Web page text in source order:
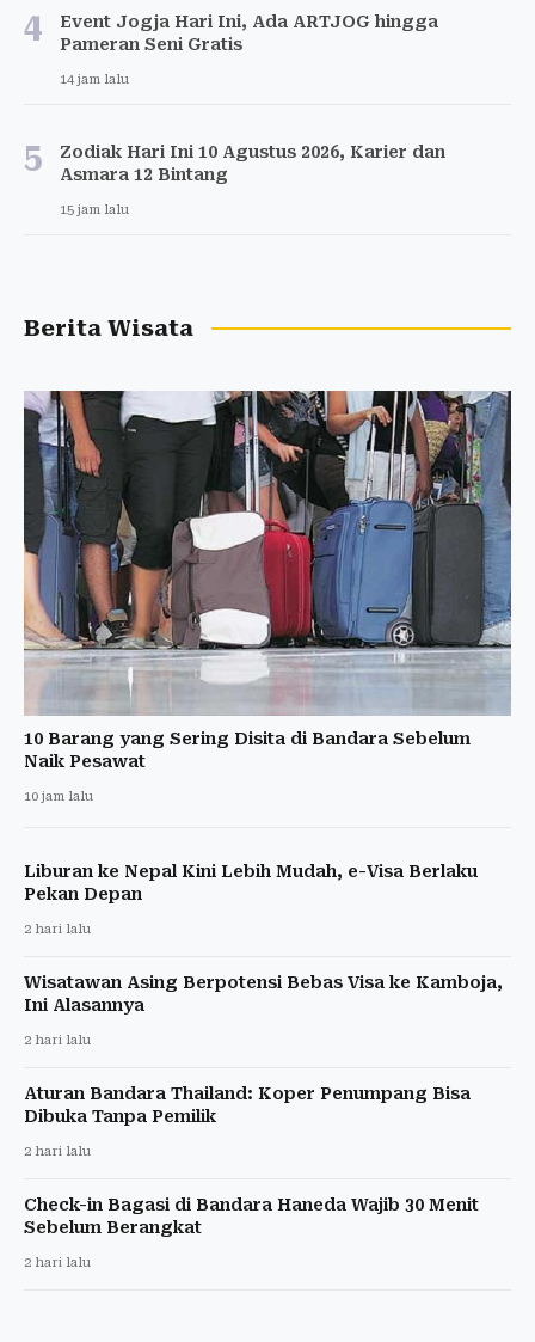
4
Event Jogja Hari Ini, Ada ARTJOG hingga
Pameran Seni Gratis
14 jam lalu
5
Zodiak Hari Ini 10 Agustus 2026, Karier dan
Asmara 12 Bintang
15 jam lalu
Berita Wisata
10 Barang yang Sering Disita di Bandara Sebelum
Naik Pesawat
10 jam lalu
Liburan ke Nepal Kini Lebih Mudah, e-Visa Berlaku
Pekan Depan
2 hari lalu
Wisatawan Asing Berpotensi Bebas Visa ke Kamboja,
Ini Alasannya
2 hari lalu
Aturan Bandara Thailand: Koper Penumpang Bisa
Dibuka Tanpa Pemilik
2 hari lalu
Check-in Bagasi di Bandara Haneda Wajib 30 Menit
Sebelum Berangkat
2 hari lalu